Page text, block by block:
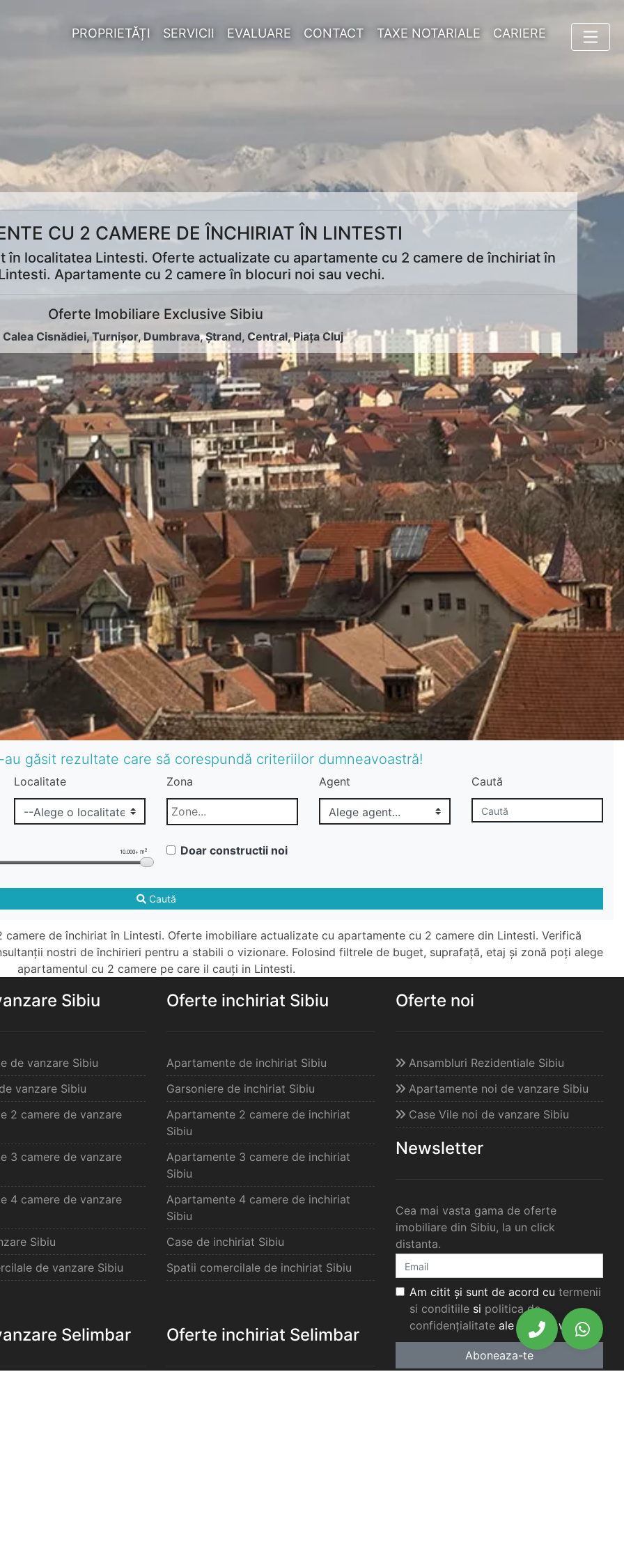
PROPRIETĂȚI SERVICII EVALUARE CONTACT TAXE NOTARIALE CARIERE
CU 2 CAMERE DE ÎNCHIRIAT ÎN LINTESTI
localitatea Lintesti. Oferte actualizate cu apartamente cu 2 camere de închiriat în
Apartamente cu 2 camere în blocuri noi sau vechi.
Oferte Imobiliare Exclusive Sibiu
Calea Cisnădiei,Turnișor, Dumbrava,Ștrand,Central,Piața Cluj
găsit rezultate care să corespundă criteriilor dumneavoastră!
Localitate Zona Agent Caută
10.000+ m2 Doar constructii noi
Caută
de închiriat în Lintesti. Oferte imobiliare actualizate cu apartamente cu 2 camere din Lintesti. Verifică
nostri de închirieri pentru a stabili o vizionare. Folosind filtrele de buget, suprafață, etaj și zonă poți alege
apartamentul cu 2 camere pe care il cauți in Lintesti.
Sibiu
de vanzare Sibiu
vanzare Sibiu
2 camere de vanzare
3 camere de vanzare
4 camere de vanzare
Sibiu
de vanzare Sibiu
Selimbar
Oferte inchiriat Sibiu
Apartamente de inchiriat Sibiu
Garsoniere de inchiriat Sibiu
Apartamente 2 camere de inchiriat
Sibiu
Apartamente 3 camere de inchiriat
Sibiu
Apartamente 4 camere de inchiriat
Sibiu
Case de inchiriat Sibiu
Spatii comercilale de inchiriat Sibiu
Oferte inchiriat Selimbar
Oferte noi
Ansambluri Rezidentiale Sibiu
Apartamente noi de vanzare Sibiu
Case Vile noi de vanzare Sibiu
Newsletter
Cea mai vasta gama de oferte
imobiliare din Sibiu, la un click
distanta.
Am citit și sunt de acord cu termenii
si conditiilesi politica de
confidențialitateale acestui website.
Aboneaza-te